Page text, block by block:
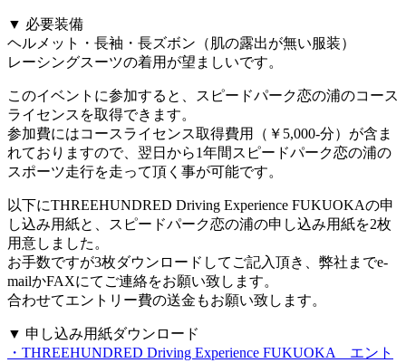
▼ 必要装備
ヘルメット・長袖・長ズボン（肌の露出が無い服装）
レーシングスーツの着用が望ましいです。
このイベントに参加すると、スピードパーク恋の浦のコース
ライセンスを取得できます。
参加費にはコースライセンス取得費用（￥5,000-分）が含ま
れておりますので、翌日から1年間スピードパーク恋の浦の
スポーツ走行を走って頂く事が可能です。
以下にTHREEHUNDRED Driving Experience FUKUOKAの申
し込み用紙と、スピードパーク恋の浦の申し込み用紙を2枚
用意しました。
お手数ですが3枚ダウンロードしてご記入頂き、弊社までe-
mailかFAXにてご連絡をお願い致します。
合わせてエントリー費の送金もお願い致します。
▼ 申し込み用紙ダウンロード
・THREEHUNDRED Driving Experience FUKUOKA エント